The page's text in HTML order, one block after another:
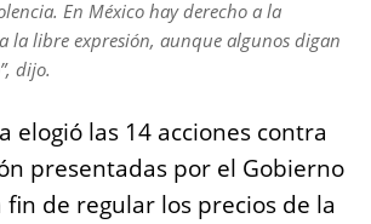
En México hay derecho a la
la libre expresión, aunque algunos digan
dijo.
elogió las 14 acciones contra
presentadas por el Gobierno
fin de regular los precios de la